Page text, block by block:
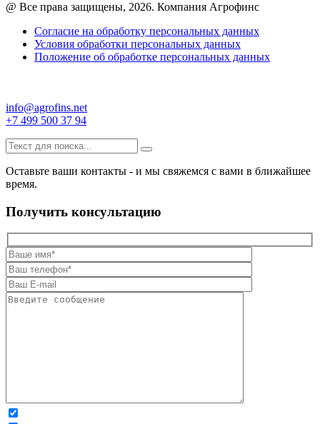
@ Все права защищены, 2026. Компания Агрофинс
Согласие на обработку персональных данных
Условия обработки персональных данных
Положение об обработке персональных данных
info@agrofins.net
+7 499 500 37 94
Оставьте ваши контакты - и мы свяжемся с вами в ближайшее
время.
Получить консультацию